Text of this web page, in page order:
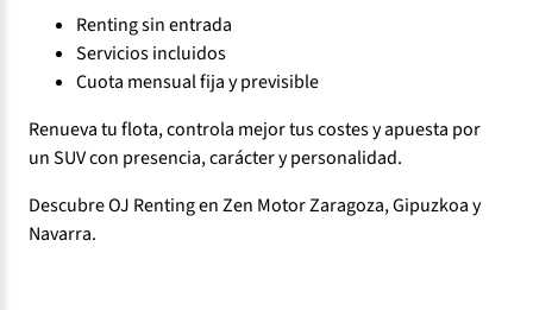
Renting sin entrada
Servicios incluidos
Cuota mensual fija y previsible
Renueva tu flota, controla mejor tus costes y apuesta por
un SUV con presencia, carácter y personalidad.
Descubre OJ Renting en Zen Motor Zaragoza, Gipuzkoa y
Navarra.